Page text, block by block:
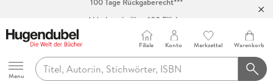
Abholung in über 100 Filialen
Hugendubel
Menu
Filiale Konto Merkzettel Warenkorb